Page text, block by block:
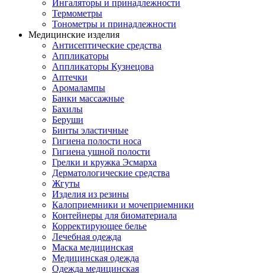
Ингаляторы и принадлежности
Термометры
Тонометры и принадлежности
Медицинские изделия
Антисептические средства
Аппликаторы
Аппликаторы Кузнецова
Аптечки
Аромалампы
Банки массажные
Бахилы
Беруши
Бинты эластичные
Гигиена полости носа
Гигиена ушной полости
Грелки и кружка Эсмарха
Дерматологические средства
Жгуты
Изделия из резины
Калоприемники и мочеприемники
Контейнеры для биоматериала
Корректирующее белье
Лечебная одежда
Маска медицинская
Медицинская одежда
Одежда медицинская